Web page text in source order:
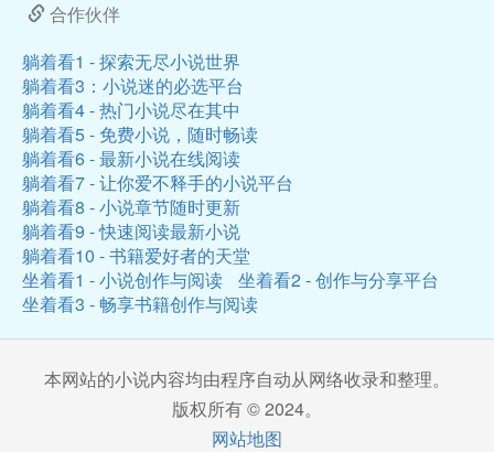
合作伙伴
躺着看1 - 探索无尽小说世界
躺着看3：小说迷的必选平台
躺着看4 - 热门小说尽在其中
躺着看5 - 免费小说，随时畅读
躺着看6 - 最新小说在线阅读
躺着看7 - 让你爱不释手的小说平台
躺着看8 - 小说章节随时更新
躺着看9 - 快速阅读最新小说
躺着看10 - 书籍爱好者的天堂
坐着看1 - 小说创作与阅读
坐着看2 - 创作与分享平台
坐着看3 - 畅享书籍创作与阅读
本网站的小说内容均由程序自动从网络收录和整理。
版权所有 © 2024。
网站地图